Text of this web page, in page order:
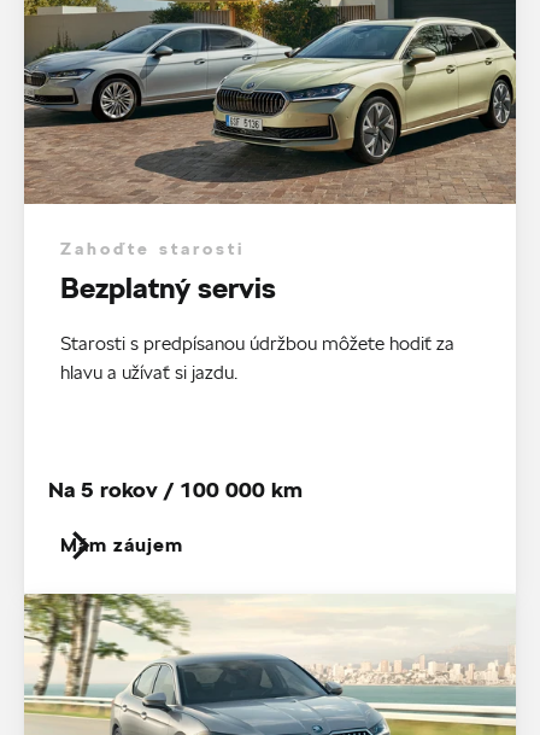
Zahoďte starosti
Bezplatný servis
Starosti s predpísanou údržbou môžete hodiť za
hlavu a užívať si jazdu.
Mám záujem
Na 5 rokov / 100 000 km